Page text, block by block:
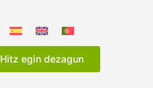
Hitz egin dezagun